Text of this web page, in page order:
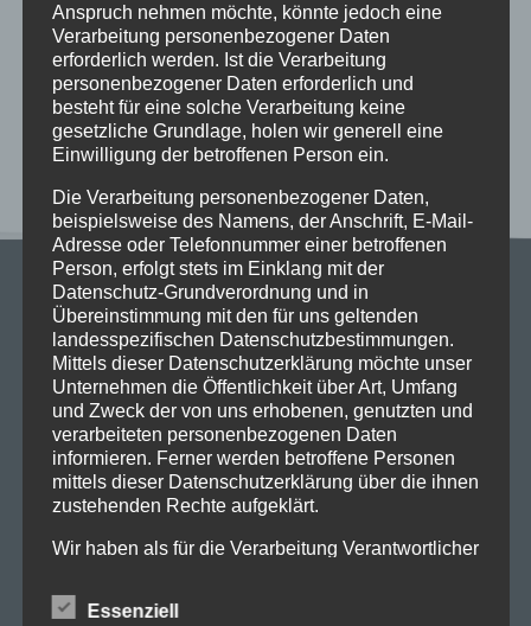
Innenhofparty des Kollegiums – Kunst trifft
Gemeinschaft
Exkursionstag der Einführungsphase (EF/11)
Neueste Kommentare
Stadtgymnasium Dortmund
Adresse: Heiliger Weg 25, 44135 Dortmund
Telefon: 0231-50 23 136
Fax: 0231-50 10 769
eMail: stadt-gymnasium@stadtdo.de
Anspruch nehmen möchte, könnte jedoch eine
Verarbeitung personenbezogener Daten
erforderlich werden. Ist die Verarbeitung
personenbezogener Daten erforderlich und
besteht für eine solche Verarbeitung keine
gesetzliche Grundlage, holen wir generell eine
Einwilligung der betroffenen Person ein.
Die Verarbeitung personenbezogener Daten,
beispielsweise des Namens, der Anschrift, E-Mail-
Adresse oder Telefonnummer einer betroffenen
Person, erfolgt stets im Einklang mit der
Datenschutz-Grundverordnung und in
Übereinstimmung mit den für uns geltenden
landesspezifischen Datenschutzbestimmungen.
Mittels dieser Datenschutzerklärung möchte unser
Unternehmen die Öffentlichkeit über Art, Umfang
und Zweck der von uns erhobenen, genutzten und
verarbeiteten personenbezogenen Daten
informieren. Ferner werden betroffene Personen
mittels dieser Datenschutzerklärung über die ihnen
zustehenden Rechte aufgeklärt.
Wir haben als für die Verarbeitung Verantwortlicher
Maßnahmen umgesetzt, um einen möglichst
lückenlosen Schutz der über diese Internetseite
Essenziell